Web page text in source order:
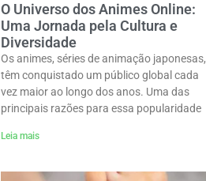
O Universo dos Animes Online:
Uma Jornada pela Cultura e
Diversidade
Os animes, séries de animação japonesas,
têm conquistado um público global cada
vez maior ao longo dos anos. Uma das
principais razões para essa popularidade
Leia mais